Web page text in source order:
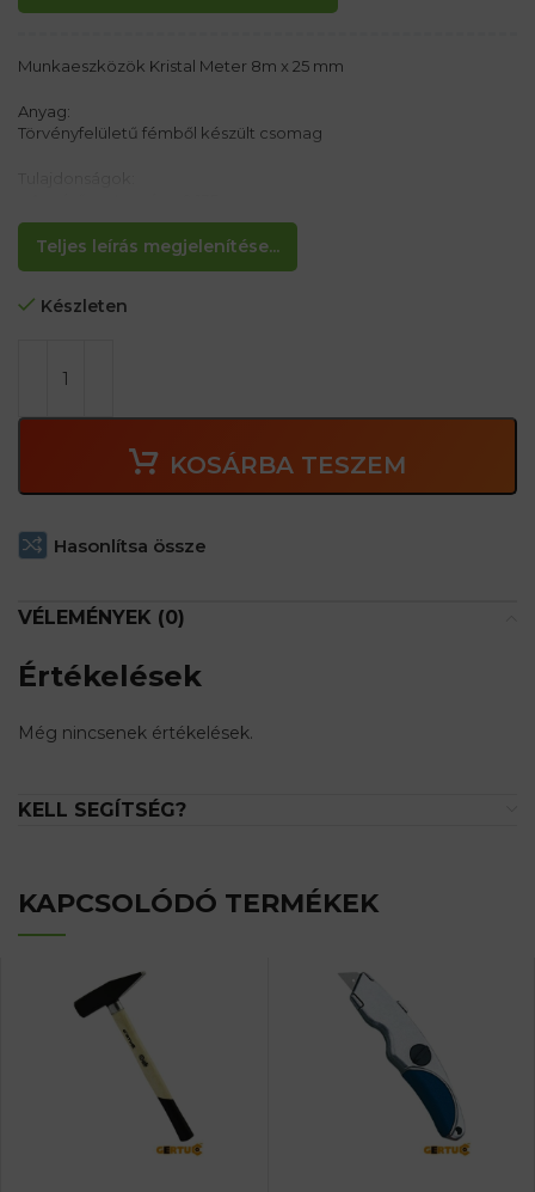
Teljes leírás megjelenítése...
Munkaeszközök Kristal Meter 8m x 25 mm
Anyag:
Törvényfelületű fémből készült csomag
– Szélesség 25 mm
– hossza 8m
– szalagmérés
Készleten
KOSÁRBA TESZEM
Hasonlítsa össze
VÉLEMÉNYEK (0)
Értékelések
Még nincsenek értékelések.
KELL SEGÍTSÉG?
KAPCSOLÓDÓ TERMÉKEK